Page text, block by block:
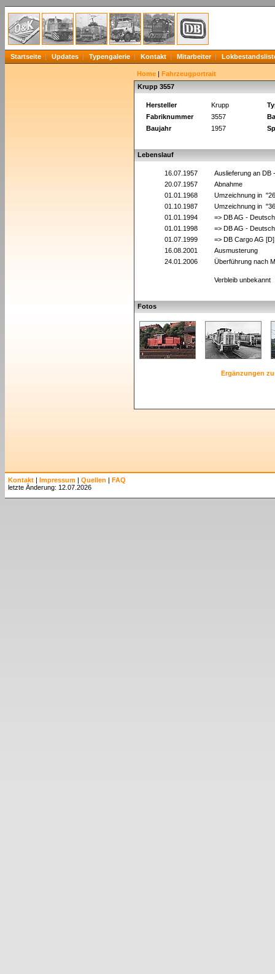
Startseite Updates Typengalerie Kontakt Mitarbeiter
Home | Fahrzeugportrait
Krupp 3557
Hersteller Krupp
Fabriknummer
3557
Baujahr
1957
Lebenslauf
16.07.1957
Auslieferung an
20.07.1957
Abnahme
01.01.1968
Umzeichnung in
01.10.1987
Umzeichnung in
01.01.1994
=> DB AG -
01.01.1998
=> DB AG -
01.07.1999
=> DB Cargo AG
16.08.2001
Ausmusterung
24.01.2006
Überführung nach
Verbleib unbekannt
Fotos
Ergänzungen
Kontakt | Impressum | Quellen | FAQ
letzte Änderung: 12.07.2026